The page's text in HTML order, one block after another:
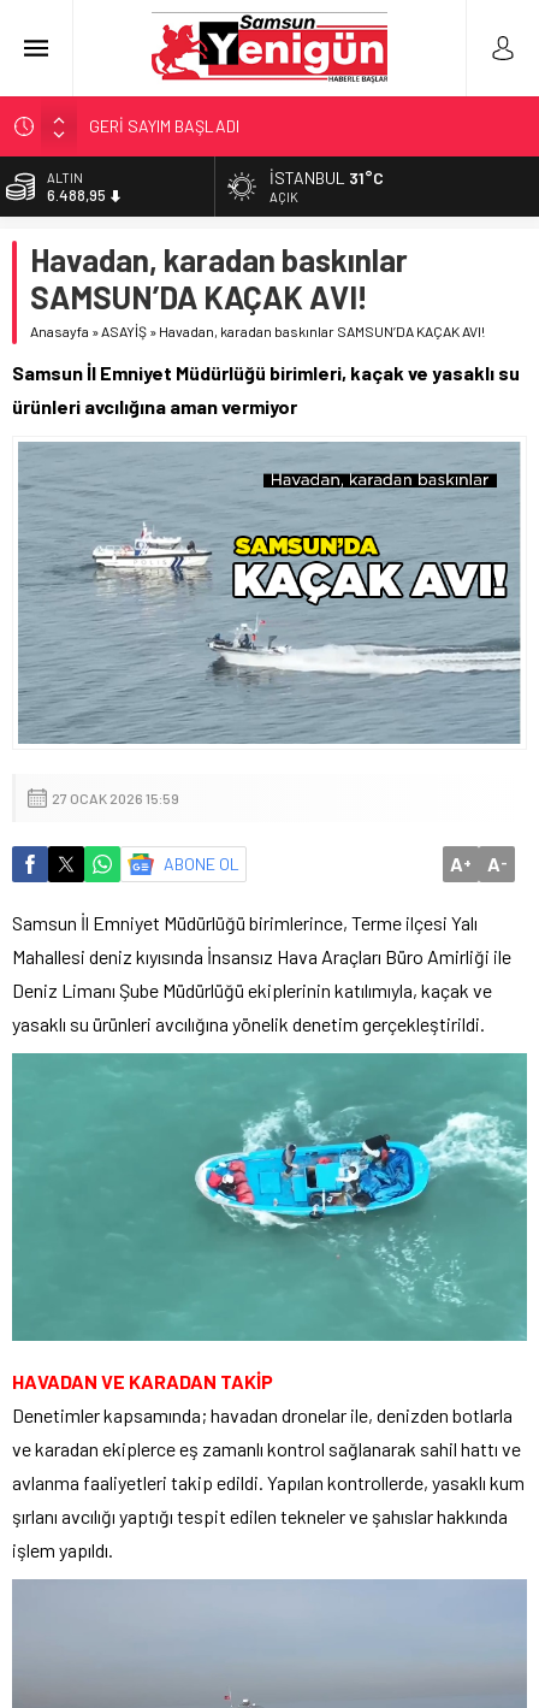
GERİ SAYIM BAŞLADI
SAMSUNSPOR’DA HEDEF 5’İNCİLİK!
‘BAFRA’YA YATIRIM YAPIN!’
YÖNETİCİ SEÇERKEN YAPILAN EN BÜYÜK HATALAR
ALTIN
6.488,95
13.798,82
DOLAR
47,5939
54,9646
İSTANBUL 31°C
AÇIK
Havadan, karadan baskınlar
SAMSUN’DA KAÇAK AVI!
Anasayfa »ASAYİŞ » Havadan, karadan baskınlar SAMSUN’DA KAÇAK AVI!
Samsun İl Emniyet Müdürlüğü birimleri, kaçak ve yasaklı su
ürünleri avcılığına aman vermiyor
27 OCAK 2026 15:59
ABONE OL A+ A-
Samsun İl Emniyet Müdürlüğü birimlerince, Terme ilçesi Yalı
Mahallesi deniz kıyısında İnsansız Hava Araçları Büro Amirliği ile
Deniz Limanı Şube Müdürlüğü ekiplerinin katılımıyla, kaçak ve
yasaklı su ürünleri avcılığına yönelik denetim gerçekleştirildi.
HAVADAN VE KARADAN TAKİP
Denetimler kapsamında; havadan dronelar ile, denizden botlarla
ve karadan ekiplerce eş zamanlı kontrol sağlanarak sahil hattı ve
avlanma faaliyetleri takip edildi. Yapılan kontrollerde, yasaklı kum
şırlanı avcılığı yaptığı tespit edilen tekneler ve şahıslar hakkında
işlem yapıldı.